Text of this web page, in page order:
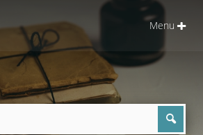
Menu